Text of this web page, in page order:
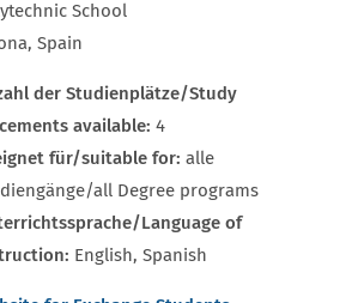
School
Spain
der Studienplätze/Study
available: 4
für/suitable for: alle
all Degree programs
Language of
English, Spanish